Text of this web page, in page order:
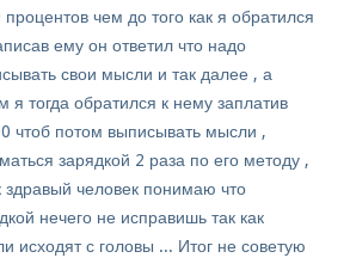
процентов чем до того как я обратился
ему он ответил что надо
свои мысли и так далее , а
я тогда обратился к нему заплатив
чтоб потом выписывать мысли ,
зарядкой 2 раза по его методу ,
здравый человек понимаю что
нечего не исправишь так как
исходят с головы ... Итог не советую